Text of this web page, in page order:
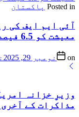
Posted in پاکستان
آئی ایم ایف کی
معیشت کو 6.5 فیصد جی ڈی پی کا نقصان
on نومبر 29, 2025
وزیرِ خزانہ
مذاکرات کے